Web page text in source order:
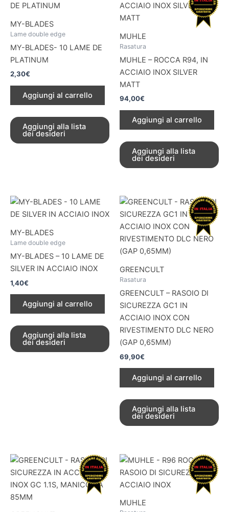
MY-BLADES
Lame double edge
MY-BLADES- 10 LAME DE
PLATINUM
2,30€
Aggiungi al carrello
Aggiungi alla lista
dei desideri
MUHLE
Rasatura
MUHLE – ROCCA R94, IN
ACCIAIO INOX SILVER
MATT
94,00€
Aggiungi al carrello
Aggiungi alla lista
dei desideri
MY-BLADES
Lame double edge
MY-BLADES – 10 LAME DE
SILVER IN ACCIAIO INOX
1,40€
Aggiungi al carrello
Aggiungi alla lista
dei desideri
GREENCULT
Rasatura
GREENCULT – RASOIO DI
SICUREZZA GC1 IN
ACCIAIO INOX CON
RIVESTIMENTO DLC NERO
(GAP 0,65MM)
69,90€
Aggiungi al carrello
Aggiungi alla lista
dei desideri
MUHLE